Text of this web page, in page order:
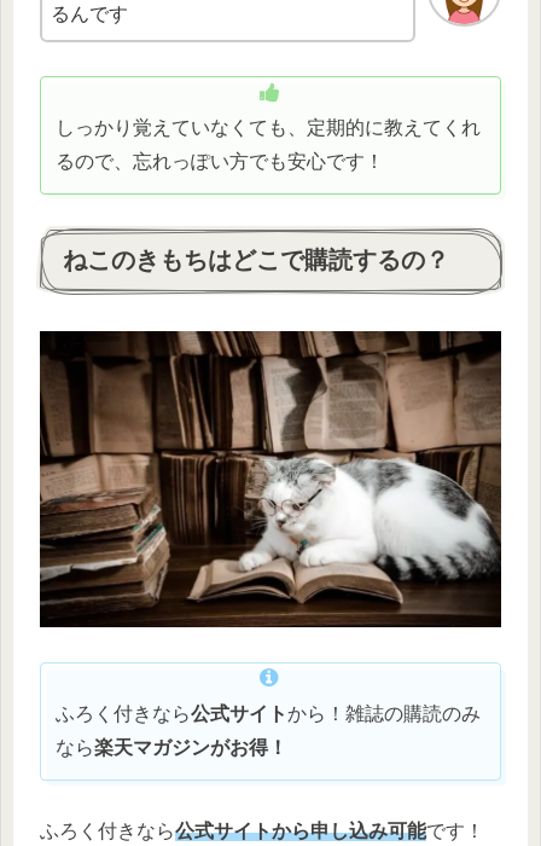
るんです
しっかり覚えていなくても、定期的に教えてくれ
るので、忘れっぽい方でも安心です！
ねこのきもちはどこで購読するの？
ふろく付きなら公式サイトから！雑誌の購読のみ
なら楽天マガジンがお得！
ふろく付きなら公式サイトから申し込み可能です！